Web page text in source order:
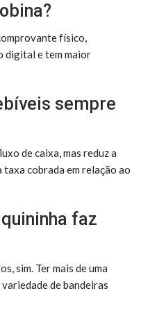
físico,
digital e tem maior
sempre
de caixa, mas reduz a
taxa cobrada em relação ao
faz
sim. Ter mais de uma
de bandeiras